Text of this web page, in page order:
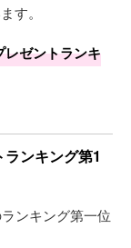
す。
レゼントランキ
ンキング第1
ンキング第一位